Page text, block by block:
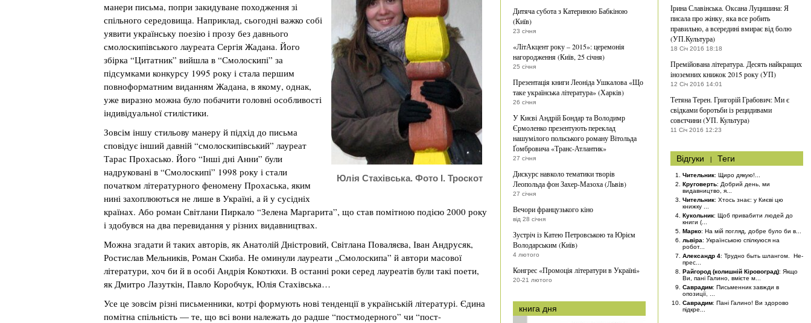
Юлія Стахівська. Фото І. Троскот
манери письма, попри закидуване походження зі
спільного середовища. Наприклад, сьогодні важко собі
уявити українську поезію і прозу без давнього
смолоскипівського лауреата Сергія Жадана. Його
збірка “Цитатник” вийшла в “Смолоскипі” за
підсумками конкурсу 1995 року і стала першим
повноформатним виданням Жадана, в якому, однак,
уже виразно можна було побачити головні особливості
індивідуальної стилістики.
Зовсім іншу стильову манеру й підхід до письма
сповідує інший давній “смолоскипівський” лауреат
Тарас Прохасько. Його “Інші дні Анни” були
надруковані в “Смолоскипі” 1998 року і стали
початком літературного феномену Прохаська, яким
нині захоплюються не лише в Україні, а й у сусідніх
країнах. Або роман Світлани Пиркало “Зелена Маргарита”, що став помітною подією 2000 року
і здобувся на два перевидання у різних видавництвах.
Можна згадати й таких авторів, як Анатолій Дністровий, Світлана Поваляєва, Іван Андрусяк,
Ростислав Мельників, Роман Скиба. Не оминули лауреати „Смолоскипа” й автори масової
літератури, хоч би й в особі Андрія Кокотюхи. В останні роки серед лауреатів були такі поети,
як Дмитро Лазуткін, Павло Коробчук, Юлія Стахівська…
Усе це зовсім різні письменники, котрі формують нові тенденції в українській літературі. Єдина
помітна спільність — те, що всі вони належать до радше “постмодерного” чи “пост-
Дитяча субота з Катериною Бабкіною
(Київ)
23 січня
«ЛітАкцент року – 2015»: церемонія
нагородження (Київ, 25 січня)
25 січня
Презентація книги Леоніда Ушкалова «Що
таке українська література» (Харків)
26 січня
У Києві Андрій Бондар та Володимр
Єрмоленко презентують переклад
нашумілого польського роману Вітольда
Ґомбровича «Транс-Атлантик»
27 січня
Дискурс навколо тематики творів
Леопольда фон Захер-Мазоха (Львів)
27 січня
Вечори французького кіно
від 28 січня
Зустріч із Катею Петровською та Юрієм
Володарським (Київ)
4 лютого
Конгрес «Промоція літератури в Україні»
20-21 лютого
книга дня
Ірина Славінська. Оксана Луцишина: Я
писала про жінку, яка все робить
правильно, а всередині вмирає від болю
(УП.Культура)
18 Січ 2016 18:18
Премійована література. Десять найкращих
іноземних книжок 2015 року (УП)
12 Січ 2016 14:01
Тетяна Терен. Григорій Грабович: Ми є
свідками боротьби із рецидивами
совєтчини (УП. Культура)
11 Січ 2016 12:23
Відгуки | Теги
Чительник: Щиро дякую!...
Круговерть: Добрий день, ми
видавництво, я...
Чительник: Хтось знає: у Києві цю
книжку ...
Кукольник: Щоб привабити людей до
книги (...
Марко: На мій погляд, добре було би в...
львіра: Українською спілкуюся на
робот...
Александр 4: Трудно быть шлангом. Не-
прес...
Райгород (колишній Кіровоград): Якщо
Ви, пані Галино, вмієте м...
Саврадим: Письменник завжди в
опозиції, ...
Саврадим: Пані Галино! Ви здорово
підкре...